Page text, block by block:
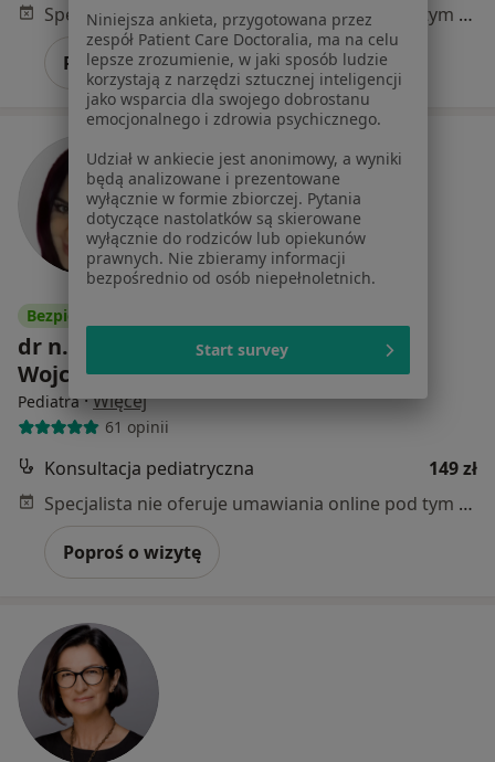
Specjalista nie oferuje umawiania online pod tym adresem.
Poproś o wizytę
Bezpieczne płatności
dr n. med. Gabriela Klimkiewicz-
Wojciechowska
Pediatra·Więcej
61 opinii
Konsultacja pediatryczna
149 zł
Specjalista nie oferuje umawiania online pod tym adresem.
Poproś o wizytę
Niniejsza ankieta, przygotowana przez
zespół Patient Care Doctoralia, ma na celu
lepsze zrozumienie, w jaki sposób ludzie
korzystają z narzędzi sztucznej inteligencji
jako wsparcia dla swojego dobrostanu
emocjonalnego i zdrowia psychicznego.
Udział w ankiecie jest anonimowy, a wyniki
będą analizowane i prezentowane
wyłącznie w formie zbiorczej. Pytania
dotyczące nastolatków są skierowane
wyłącznie do rodziców lub opiekunów
prawnych. Nie zbieramy informacji
bezpośrednio od osób niepełnoletnich.
Start survey